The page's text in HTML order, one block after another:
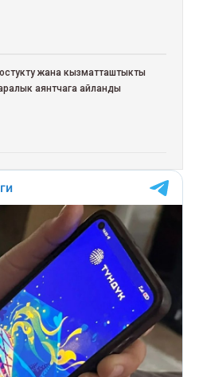
жана кызматташтыкты
аянтчага айланды